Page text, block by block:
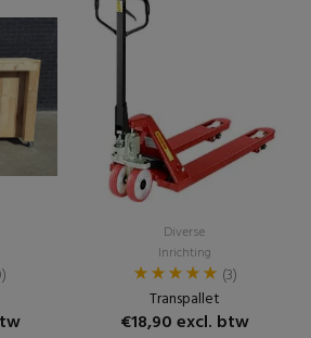
Diverse
Inrichting
(3)
Transpallet
€18,90 excl. btw